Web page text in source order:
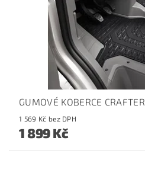
GUMOVÉ KOBERCE CRAFTER
1 569 Kč bez DPH
1 899 Kč